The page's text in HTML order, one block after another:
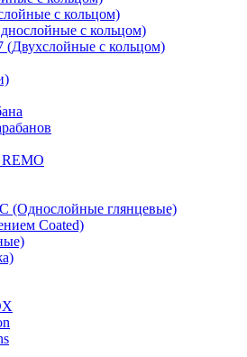
с кольцом)
с кольцом)
(Двухслойные с кольцом)
REMO
(Однослойные глянцевые)
Coated)